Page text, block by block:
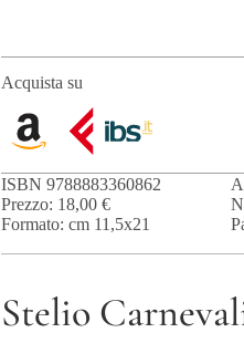
Acquista su
ISBN 9788883360862
Prezzo: 18,00 €
Formato: cm 11,5x21
Stelio